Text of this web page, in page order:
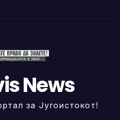
News
за Југоистокот!